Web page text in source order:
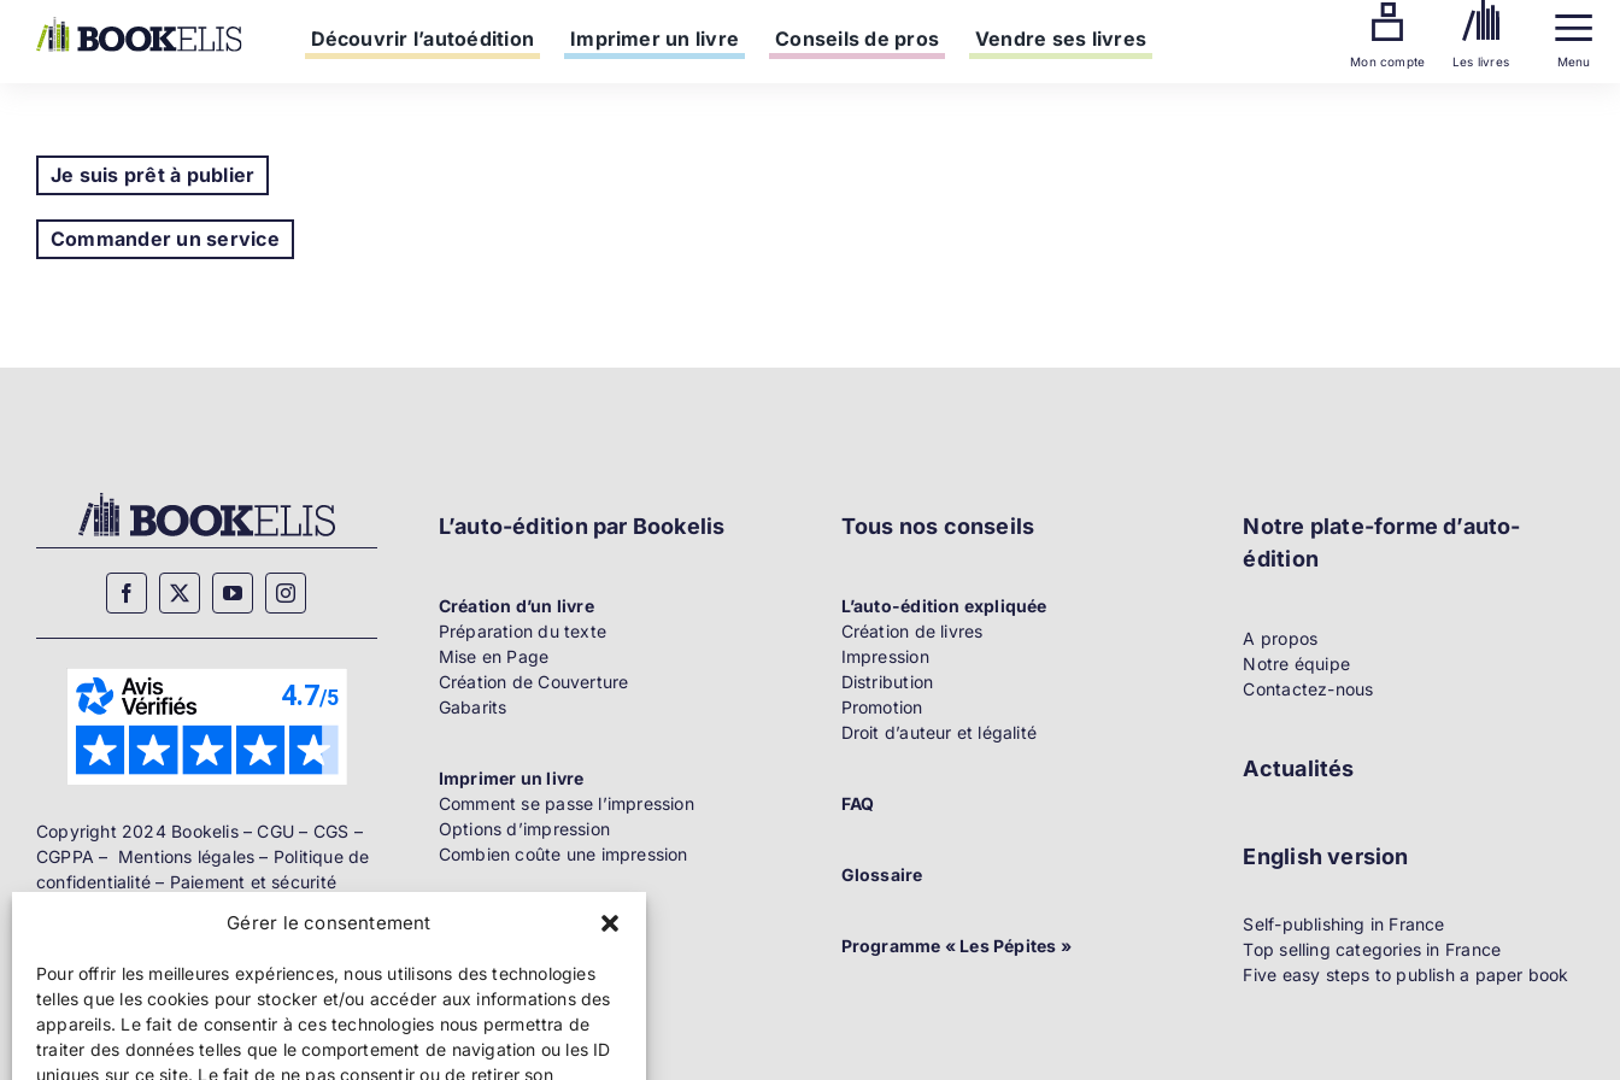
Gérer le consentement
Pour offrir les meilleures expériences, nous utilisons des technologies
telles que les cookies pour stocker et/ou accéder aux informations des
appareils. Le fait de consentir à ces technologies nous permettra de
traiter des données telles que le comportement de navigation ou les ID
uniques sur ce site. Le fait de ne pas consentir ou de retirer son
Découvrir l’autoédition Imprimer un livre Conseils de pros Vendre ses livres
Mon compte Les livres Menu
Je suis prêt à publier
Commander un service
Copyright 2024 Bookelis –CGU – CGS –
CGPPA – Mentions légales – Politique de
confidentialité – Paiement et sécurité
L’auto-édition par Bookelis
Création d’un livre
Préparation du texte
Mise en Page
Création de Couverture
Gabarits
Imprimer un livre
Comment se passe l’impression
Options d’impression
Combien coûte une impression
Livre papier
Ebook
Tous nos conseils
L’auto-édition expliquée
Création de livres
Impression
Distribution
Promotion
Droit d’auteur et légalité
FAQ
Glossaire
Programme « Les Pépites »
Notre plate-forme d’auto-
édition
A propos
Notre équipe
Contactez-nous
Actualités
English version
Self-publishing in France
Top selling categories in France
Five easy steps to publish a paper book